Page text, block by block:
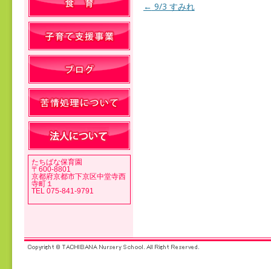
投稿ナビゲーション
← 9/3 すみれ
たちばな保育園
〒600-8801
京都府京都市下京区中堂寺西
寺町１
TEL 075-841-9791